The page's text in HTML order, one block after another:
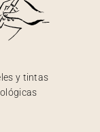
y tintas